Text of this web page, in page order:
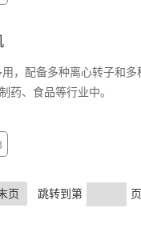
，配备多种离心转子和多
药、食品等行业中。
页 跳转到第 页